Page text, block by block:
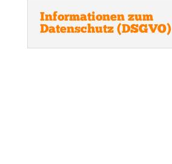
Informationen zum
Datenschutz (DSGVO)